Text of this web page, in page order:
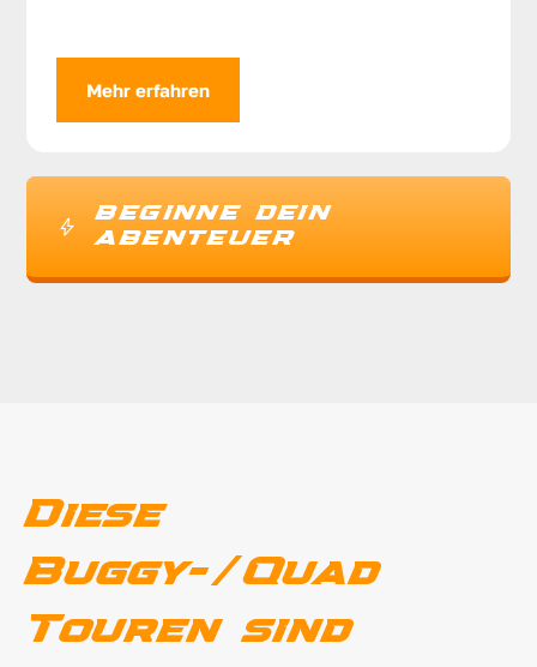
Mehr erfahren
BEGINNE DEIN
ABENTEUER
Diese
Buggy-/Quad
Touren sind